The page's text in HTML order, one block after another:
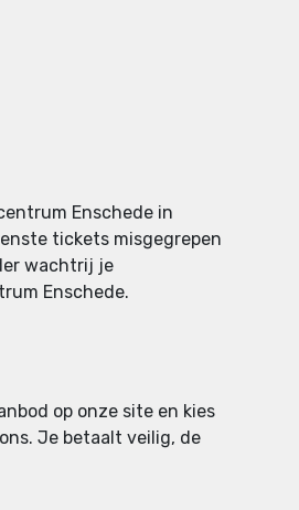
Enschede in
tickets misgegrepen
wachtrij je
Enschede.
op onze site en kies
Je betaalt veilig, de